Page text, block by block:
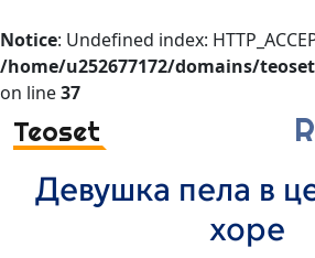
Notice: Undefined index:
/home/u252677172/domains/
on line37
Teoset
Девушка пела в
хоре